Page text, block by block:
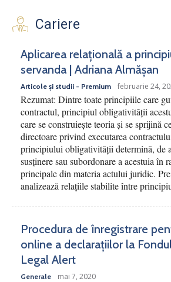
Cariere
Aplicarea relațională a
servanda | Adriana Almășan
Articole și studii - Premium februarie 24,
Rezumat: Dintre toate principiile care
contractul, principiul obligativității
care se construiește teoria și se sprijină
directoare privind executarea
principiului obligativității determină, de
susținere sau subordonare a acestuia în
principale din materia actului juridic.
analizează relațiile stabilite între
Procedura de înregistrare
online a declarațiilor la
Legal Alert
Generale mai 7, 2020